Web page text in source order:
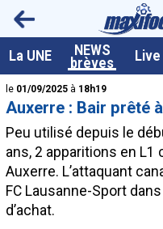
La UNE NEWS
brèves Live
<
le 01/09/2025 à 18h19
Auxerre : Bair prêté
Peu utilisé depuis le
ans, 2 apparitions en L1
Auxerre. L’attaquant
FC Lausanne-Sport
d’achat.
A la UNE
Dernières brèves
Live / Matchs en direct
Résultats et Classements
Class. buteurs européens
Programme TV foot